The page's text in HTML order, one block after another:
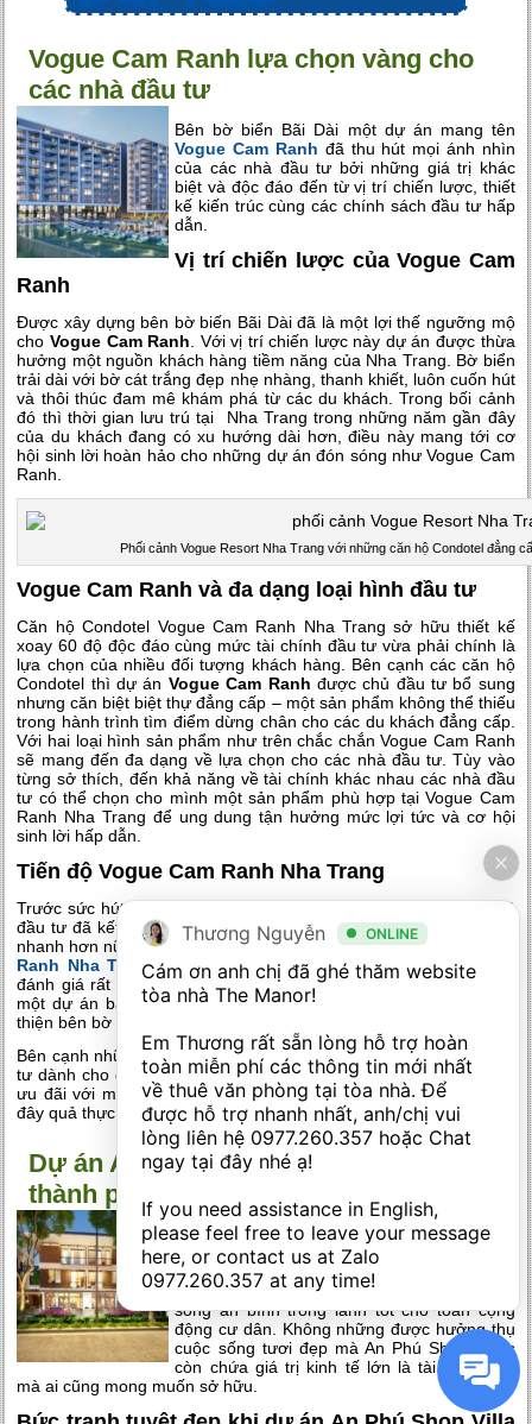
Vogue Cam Ranh lựa chọn vàng cho
các nhà đầu tư
Bên bờ biển Bãi Dài một dự án mang tên
Vogue Cam Ranh đã thu hút mọi ánh nhìn
của các nhà đầu tư bởi những giá trị khác
biệt và độc đáo đến từ vị trí chiến lược, thiết
kế kiến trúc cùng các chính sách đầu tư hấp
dẫn.
Vị trí chiến lược của Vogue Cam
Ranh
Được xây dựng bên bờ biến Bãi Dài đã là một lợi thế ngưỡng mộ
choVogue Cam Ranh . Với vị trí chiến lược này dự án được thừa
hưởng một nguồn khách hàng tiềm năng của Nha Trang. Bờ biển
trải dài với bờ cát trắng đẹp nhẹ nhàng, thanh khiết, luôn cuốn hút
và thôi thúc đam mê khám phá từ các du khách. Trong bối cảnh
đó thì thời gian lưu trú tại Nha Trang trong những năm gần đây
của du khách đang có xu hướng dài hơn, điều này mang tới cơ
hội sinh lời hoàn hảo cho những dự án đón sóng như Vogue Cam
Ranh.
Phối cảnh Vogue Resort Nha Trang với những căn hộ Condotel đẳng
Vogue Cam Ranh và đa dạng loại hình đầu tư
Căn hộ Condotel Vogue Cam Ranh Nha Trang sở hữu thiết kế
xoay 60 độ độc đáo cùng mức tài chính đầu tư vừa phải chính là
lựa chọn của nhiều đối tượng khách hàng. Bên cạnh các căn hộ
Condotel thì dự án Vogue Cam Ranh được chủ đầu tư bổ sung
nhưng căn biệt biệt thự đẳng cấp – một sản phẩm không thể thiếu
trong hành trình tìm điểm dừng chân cho các du khách đẳng cấp.
Với hai loại hình sản phẩm như trên chắc chắn Vogue Cam Ranh
sẽ mang đến đa dạng về lựa chọn cho các nhà đầu tư. Tùy vào
từng sở thích, đến khả năng về tài chính khác nhau các nhà đầu
tư có thể chọn cho mình một sản phẩm phù hợp tại Vogue Cam
Ranh Nha Trang để ung dung tận hưởng mức lợi tức và cơ hội
sinh lời hấp dẫn.
Tiến độ Vogue Cam Ranh Nha Trang
Trước sức hút đặc biệt của dự án trong mắt các nhà đầu tư, chủ
đầu tư đã kết hợp với đơn vị thi công uy tín, kinh nghiệm để đẩy
nhanh hơn nữa tiến độ của dự án. Có thể nóitiến độ Vogue Cam
Ranh Nha Tranghiện đang được các chuyên gia trong ngành
đánh giá rất cao về tiến độ và trong một thời gian ngắn sắp tới,
một dự án bất động sản nghỉ dưỡng tầm cỡ sẽ dần được hoàn
thiện bên bờ biển Bãi Dài.
Bên cạnh những thông tin trên, chính sách bán hàng của chủ đầu
tư dành cho dự án Vogue Cam Ranh cũng được đánh giá là khá
ưu đãi với mức lợi nhuận lên tới 10%/năm trong vòng 10 năm –
đây quả thực là cơ hội đầu tư sinh lời trọn vẹn trong tương lai.
Dự án An Phú Shop Villa: Tái hiện
thành phố kinh tế phồn vinh
Xây dựng theo mô hình biệt thự thương
mại hiện đại dự án An Phú Shop Villa
mang đến nhịp sống hiện đại và sôi động,
đồng thời vẫn đảm bảo nguyên vẹn nếp
sống an bình trong lành tốt cho toàn cộng
động cư dân. Không những được hưởng thụ
cuộc sống tươi đẹp mà An Phú Shop Villas
còn chứa giá trị kinh tế lớn là tài sản vàng
mà ai cũng mong muốn sở hữu.
Thương Nguyễn ONLINE
Cám ơn anh chị đã ghé thăm website
tòa nhà The Manor!
Em Thương rất sẵn lòng hỗ trợ hoàn
toàn miễn phí các thông tin mới nhất
về thuê văn phòng tại tòa nhà. Để
được hỗ trợ nhanh nhất, anh/chị vui
lòng liên hệ 0977.260.357 hoặc Chat
ngay tại đây nhé ạ!
If you need assistance in English,
please feel free to leave your message
0977.260.357 at any time!